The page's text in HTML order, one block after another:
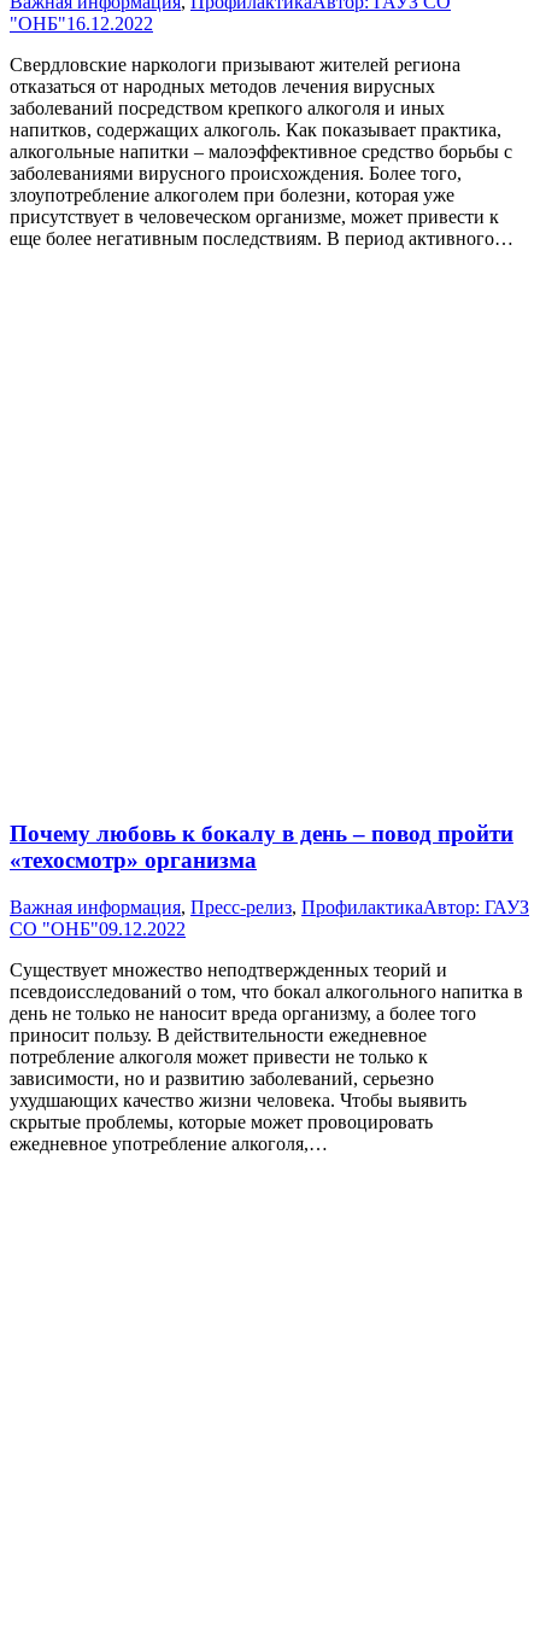
"ОНБ"16.12.2022
Свердловские наркологи призывают жителей региона
отказаться от народных методов лечения вирусных
заболеваний посредством крепкого алкоголя и иных
напитков, содержащих алкоголь. Как показывает практика,
алкогольные напитки – малоэффективное средство борьбы с
заболеваниями вирусного происхождения. Более того,
злоупотребление алкоголем при болезни, которая уже
присутствует в человеческом организме, может привести к
еще более негативным последствиям. В период активного…
Почему любовь к бокалу в день – повод пройти
«техосмотр» организма
Важная информация, Пресс-релиз, ПрофилактикаАвтор: ГАУЗ
СО "ОНБ"09.12.2022
Существует множество неподтвержденных теорий и
псевдоисследований о том, что бокал алкогольного напитка в
день не только не наносит вреда организму, а более того
приносит пользу. В действительности ежедневное
потребление алкоголя может привести не только к
зависимости, но и развитию заболеваний, серьезно
ухудшающих качество жизни человека. Чтобы выявить
скрытые проблемы, которые может провоцировать
ежедневное употребление алкоголя,…